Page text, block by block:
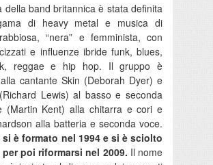
della band britannica è stata definita
di heavy metal e musica di
“nera” e femminista, con
e influenze ibride funk, blues,
reggae e hip hop. Il gruppo è
cantante Skin (Deborah Dyer) e
Lewis) al basso e seconda
(Martin Kent) alla chitarra e cori e
alla batteria e seconda voce.
è formato nel 1994 e si è sciolto
per poi riformarsi nel 2009. Il nome